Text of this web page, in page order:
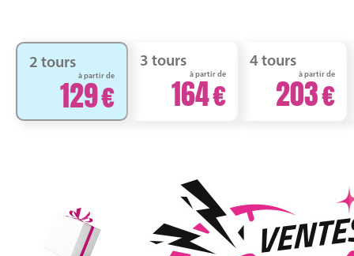
2 tours
à partir de
129
3 tours
à partir de
164
4 tours
à partir de
203